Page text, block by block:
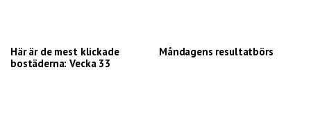
Här är de mest klickade
bostäderna: Vecka 33
Måndagens resultatbörs